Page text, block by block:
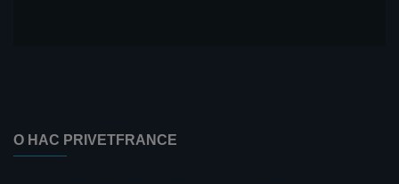
О НАС PRIVETFRANCE